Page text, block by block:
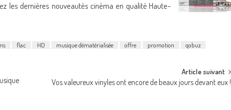
les dernières nouveautés cinéma en qualité Haute-
flac HD musique dématérialisée offre promotion
qobuz
Article suivant
Vos valeureux vinyles ont encore de beaux jours devant eux !